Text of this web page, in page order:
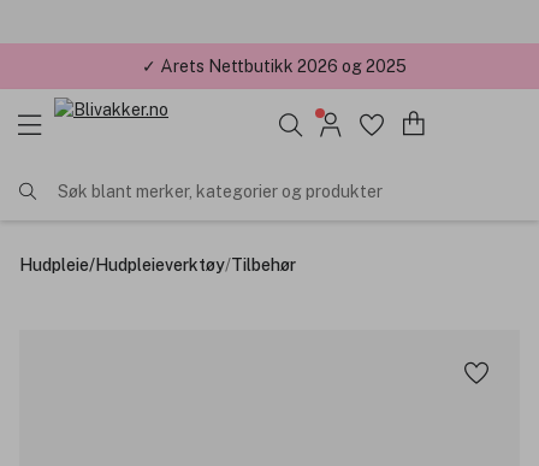
✓ Årets Nettbutikk 2026 og 2025
Søk blant merker, kategorier og produkter
Hudpleie/Hudpleieverktøy/Tilbehør